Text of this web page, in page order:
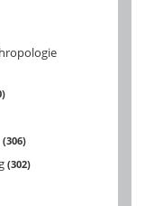
306
302